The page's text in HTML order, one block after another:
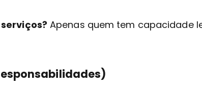
Apenas quem tem capacidade